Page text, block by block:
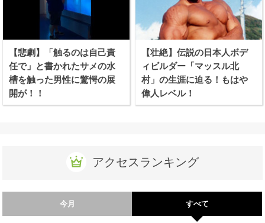
【悲劇】「触るのは自己責
任で」と書かれたサメの水
槽を触った男性に驚愕の展
開が！！
【壮絶】伝説の日本人ボデ
ィビルダー「マッスル北
村」の生涯に迫る！もはや
偉人レベル！
アクセスランキング
今月 すべて